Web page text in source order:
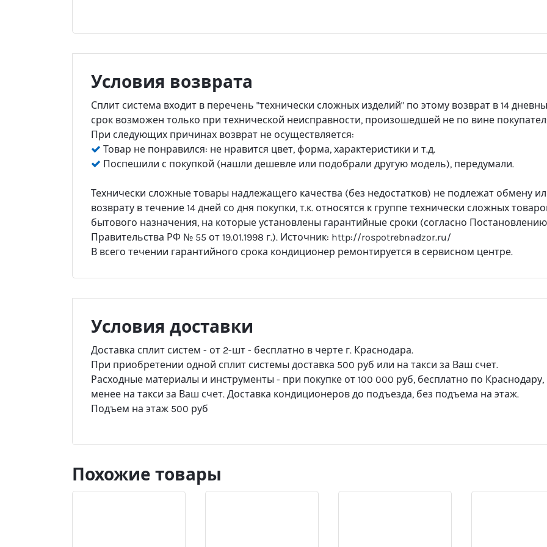
Условия возврата
Сплит система входит в перечень "технически сложных изделий" по этому возврат в 14
срок возможен только при технической неисправности, произошедшей не по вине
При следующих причинах возврат не осуществляется:
Товар не понравился: не нравится цвет, форма, характеристики и т.д.
Поспешили с покупкой (нашли дешевле или подобрали другую модель), передумали.
Технически сложные товары надлежащего качества (без недостатков) не подлежат обмену
возврату в течение 14 дней со дня покупки, т.к. относятся к группе технически сложных
бытового назначения, на которые установлены гарантийные сроки (согласно Постановлению
Правительства РФ № 55 от 19.01.1998 г.). Источник: http://rospotrebnadzor.ru/
В всего течении гарантийного срока кондиционер ремонтируется в сервисном центре.
Условия доставки
Доставка сплит систем - от 2-шт - бесплатно в черте г. Краснодара.
При приобретении одной сплит системы доставка 500 руб или на такси за Ваш счет.
Расходные материалы и инструменты - при покупке от 100 000 руб, бесплатно по Краснодару,
менее на такси за Ваш счет. Доставка кондиционеров до подъезда, без подъема на этаж.
Подъем на этаж 500 руб
Похожие товары